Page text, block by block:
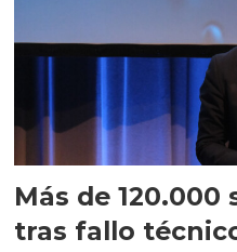
Más de
tras fallo